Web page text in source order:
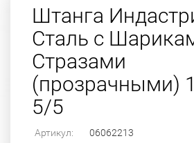
Штанга
Сталь с
Стразами
(прозрачными)
5/5
Артикул: 06062213